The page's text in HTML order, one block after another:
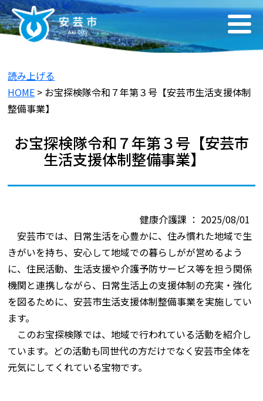
読み上げる
HOME > お宝探検隊令和７年第３号【安芸市生活支援体制
整備事業】
お宝探検隊令和７年第３号【安芸市
生活支援体制整備事業】
健康介護課 ： 2025/08/01
安芸市では、日常生活を心豊かに、住み慣れた地域で生
きがいを持ち、安心して地域での暮らしがが営めるよう
に、住民活動、生活支援や介護予防サービス等を担う関係
機関と連携しながら、日常生活上の支援体制の充実・強化
を図るために、安芸市生活支援体制整備事業を実施してい
ます。
このお宝探検隊では、地域で行われている活動を紹介し
ています。どの活動も同世代の方だけでなく安芸市全体を
元気にしてくれている宝物です。